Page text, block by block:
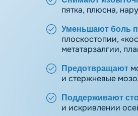
пятка, плюсна,
Уменьшают боль
плоскостопии,
метатарзалгии,
Предотвращают
и стержневые
Поддерживают
и искривлении